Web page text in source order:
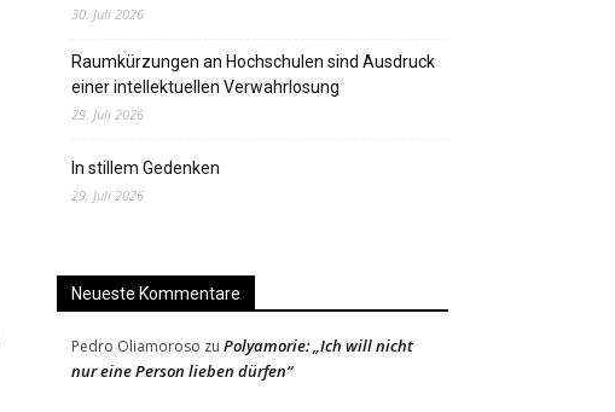
30. Juli 2026
Raumkürzungen an Hochschulen sind Ausdruck
einer intellektuellen Verwahrlosung
29. Juli 2026
In stillem Gedenken
29. Juli 2026
Neueste Kommentare
Pedro Oliamoroso zu Polyamorie: „Ich will nicht
nur eine Person lieben dürfen“